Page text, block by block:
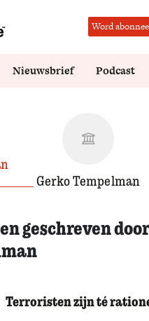
Word abonnee
Nieuwsbrief Podcast
Gerko Tempelman
geschreven
Terroristen zijn té